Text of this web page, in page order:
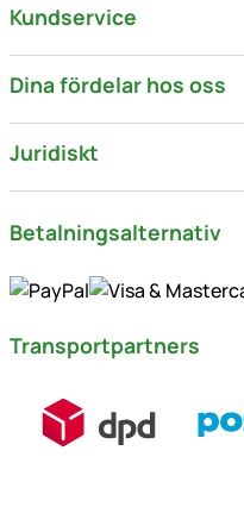
Kundservice
Dina fördelar hos oss
Juridiskt
Betalningsalternativ
Transportpartners